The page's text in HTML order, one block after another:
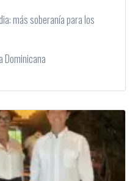
más soberanía para los
Dominicana